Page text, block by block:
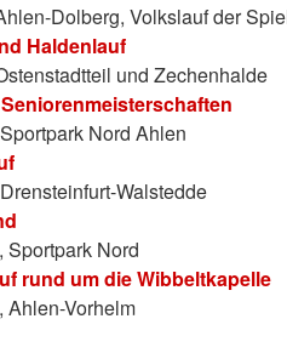
Dolberg, Volkslauf der
Haldenlauf
und Zechenhalde
Nord Ahlen
Walstedde
Sportpark Nord
rund um die Wibbeltkapelle
Ahlen-Vorhelm